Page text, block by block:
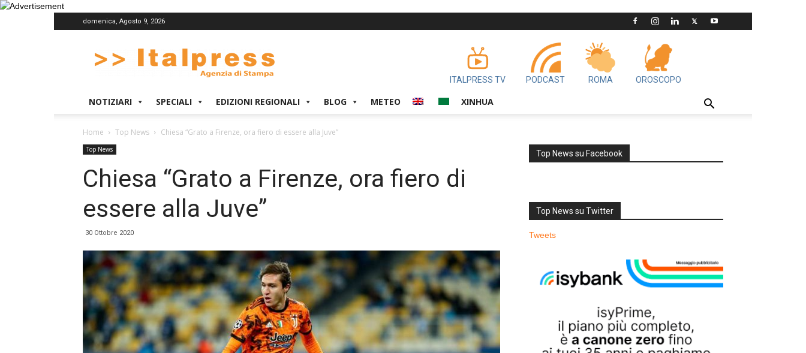
domenica, Agosto 9, 2026
ITALPRESS TV PODCAST ROMA OROSCOPO
NOTIZIARI SPECIALI EDIZIONI REGIONALI BLOG METEO XINHUA
Home Top News Chiesa “Grato a Firenze, ora fiero di essere alla Juve”
Top News
Chiesa “Grato a Firenze, ora fiero di
essere alla Juve”
30 Ottobre 2020
Top News su Facebook
Top News su Twitter
Tweets